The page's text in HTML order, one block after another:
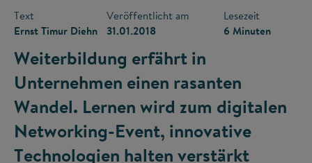
Text
Ernst Timur Diehn
Veröffentlicht am
31.01.2018
Lesezeit
6 Minuten
Weiterbildung erfährt in
Unternehmen einen rasanten
Wandel. Lernen wird zum digitalen
Networking-Event, innovative
Technologien halten verstärkt